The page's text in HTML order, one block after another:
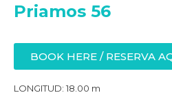
Priamos 56
BOOK HERE / RESERVA
LONGITUD: 18.00 m